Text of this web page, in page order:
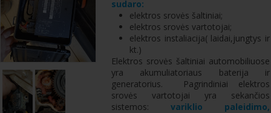
sudaro:
elektros srovės šaltiniai;
elektros srovės vartotojai;
elektros instaliacija( laidai,jungtys ir
kt.)
Elektros srovės šaltiniai automobiliuose
yra akumuliatoriaus baterija ir
generatorius. Pagrindiniai elektros
srovės vartotojai yra sekančios
sistemos: variklio paleidimo,